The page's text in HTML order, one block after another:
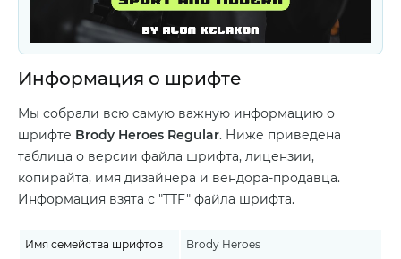
Информация о шрифте
Мы собрали всю самую важную информацию о
шрифте Brody Heroes Regular. Ниже приведена
таблица о версии файла шрифта, лицензии,
копирайта, имя дизайнера и вендора-продавца.
Информация взята с "TTF" файла шрифта.
Имя семейства шрифтов Brody Heroes